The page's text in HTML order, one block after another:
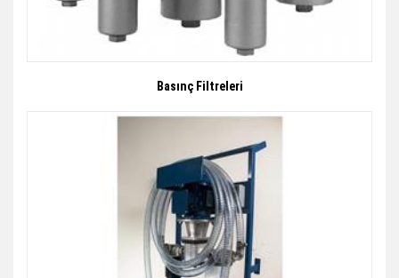
Basınç Filtreleri